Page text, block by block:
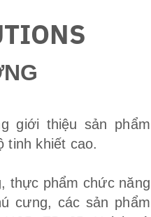
giới thiệu sản phẩm
tinh khiết cao.
thực phẩm chức năng
cưng, các sản phẩm